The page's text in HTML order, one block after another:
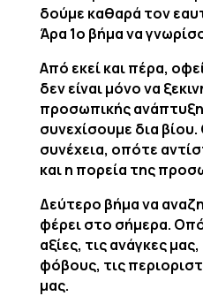
δούμε καθαρά τον
Άρα 1ο βήμα να
Από εκεί και πέρα,
δεν είναι μόνο να
προσωπικής
συνεχίσουμε δια
συνέχεια, οπότε
και η πορεία της
Δεύτερο βήμα να
φέρει στο σήμερα.
αξίες, τις ανάγκες
φόβους, τις
μας.